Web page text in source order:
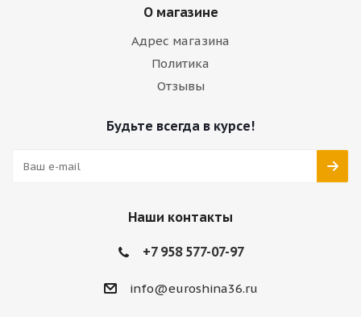
О магазине
Адрес магазина
Политика
Отзывы
Будьте всегда в курсе!
Наши контакты
+7 958 577-07-97
info@euroshina36.ru